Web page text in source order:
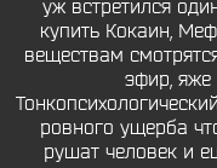
уж встретился
купить Кокаин,
веществам
эфир,
ровного ущерба
рушат человек и